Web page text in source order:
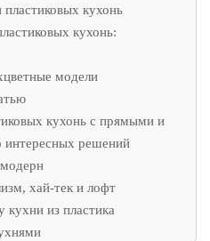
кухонь
кухонь:
модели
кухонь с прямыми и
интересных решений
хай-тек и лофт
кухни из пластика